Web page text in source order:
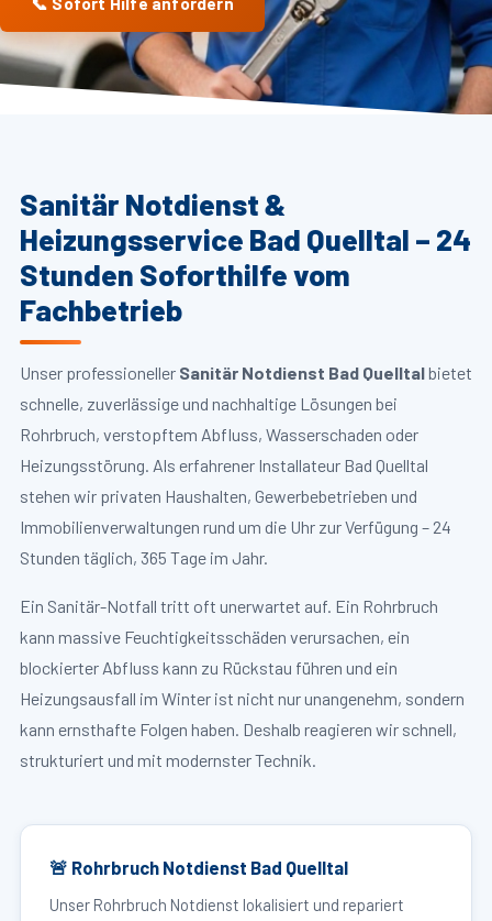
Sanitär Notdienst &
Heizungsservice Bad Quelltal – 24
Stunden Soforthilfe vom
Fachbetrieb
Unser professioneller Sanitär Notdienst Bad Quelltalbietet
schnelle, zuverlässige und nachhaltige Lösungen bei
Rohrbruch, verstopftem Abfluss, Wasserschaden oder
Heizungsstörung. Als erfahrener Installateur Bad Quelltal
stehen wir privaten Haushalten, Gewerbebetrieben und
Immobilienverwaltungen rund um die Uhr zur Verfügung – 24
Stunden täglich, 365 Tage im Jahr.
Ein Sanitär-Notfall tritt oft unerwartet auf. Ein Rohrbruch
kann massive Feuchtigkeitsschäden verursachen, ein
blockierter Abfluss kann zu Rückstau führen und ein
Heizungsausfall im Winter ist nicht nur unangenehm, sondern
kann ernsthafte Folgen haben. Deshalb reagieren wir schnell,
strukturiert und mit modernster Technik.
🚨 Rohrbruch Notdienst Bad Quelltal
Unser Rohrbruch Notdienst lokalisiert und repariert